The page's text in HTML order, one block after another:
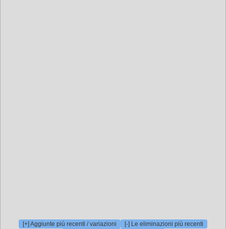
[+] Aggiunte più recenti / variazioni
[-] Le eliminazioni più recenti